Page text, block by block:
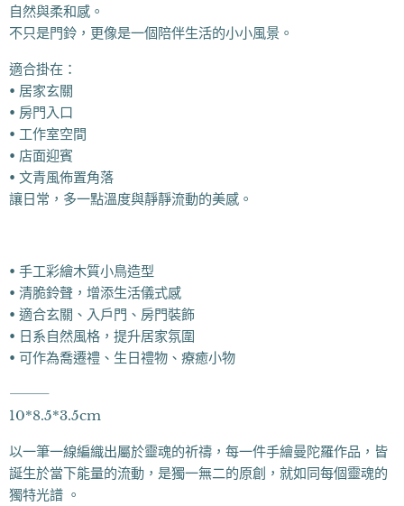
自然與柔和感。
不只是門鈴，更像是一個陪伴生活的小小風景。
適合掛在：
• 居家玄關
• 房門入口
• 工作室空間
• 店面迎賓
• 文青風佈置角落
讓日常，多一點溫度與靜靜流動的美感。
• 手工彩繪木質小鳥造型
• 清脆鈴聲，增添生活儀式感
• 適合玄關、入戶門、房門裝飾
• 日系自然風格，提升居家氛圍
• 可作為喬遷禮、生日禮物、療癒小物
⸻
10*8.5*3.5cm
以一筆一線編織出屬於靈魂的祈禱，每一件手繪曼陀羅作品，皆
誕生於當下能量的流動，是獨一無二的原創，就如同每個靈魂的
獨特光譜 。